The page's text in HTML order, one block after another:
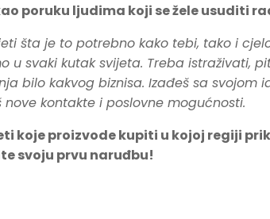
poruku ljudima koji se žele usuditi
šta je to potrebno kako tebi, tako i
svaki kutak svijeta. Treba istraživati,
bilo kakvog biznisa. Izađeš sa svojom
kontakte i poslovne mogućnosti.
koje proizvode kupiti u kojoj regiji
svoju prvu naruđbu!